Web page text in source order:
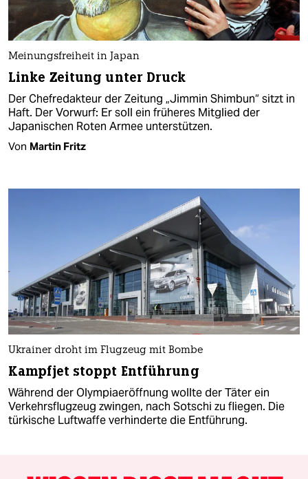
Meinungsfreiheit in Japan
Linke Zeitung unter Druck
Der Chefredakteur der Zeitung „Jimmin Shimbun“ sitzt in
Haft. Der Vorwurf: Er soll ein früheres Mitglied der
Japanischen Roten Armee unterstützen.
Von Martin Fritz
Ukrainer droht im Flugzeug mit Bombe
Kampfjet stoppt Entführung
Während der Olympiaeröffnung wollte der Täter ein
Verkehrsflugzeug zwingen, nach Sotschi zu fliegen. Die
türkische Luftwaffe verhinderte die Entführung.